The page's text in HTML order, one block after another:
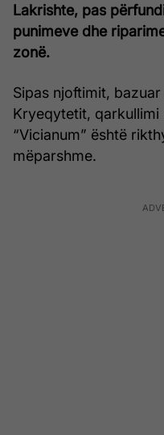
Lakrishte, pas
punimeve dhe
zonë.
Sipas njoftimit,
Kryeqytetit, qarkullimi
“Vicianum” është
mëparshme.